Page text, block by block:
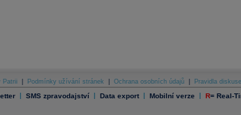
Patrii Podmínky užívání stránek Ochrana osobních údajů Pravidla diskuse
| SMS zpravodajství | Data export | Mobilní verze | R= Real-